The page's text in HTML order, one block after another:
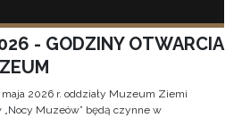
- GODZINY OTWARCIA
2026 r. oddziały Muzeum Ziemi
„Nocy Muzeów” będą czynne w